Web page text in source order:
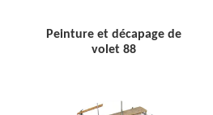
Peinture et décapage de
volet 88